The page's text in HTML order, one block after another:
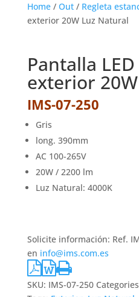
Home/ Out/ Regleta
exterior 20W Luz Natural
Pantalla
exterior
IMS-07-250
Gris
long. 390mm
AC 100-265V
20W / 2200 lm
Luz Natural: 4000K
Solicite información: Ref.
en info@ims.com.es
SKU: IMS-07-250